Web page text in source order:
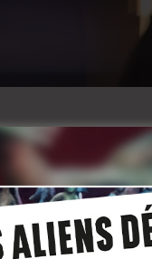
: 380 euros
professionnels
dans ces dernières.
12 participants.
envoyez par